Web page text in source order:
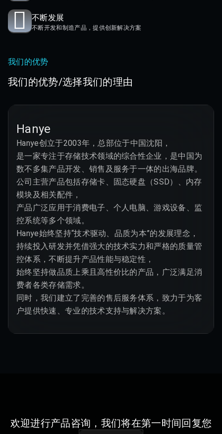
不断发展
不断开发和制造产品，提供创新解决方案
我们的优势
我们的优势/选择我们的理由
Hanye
Hanye创立于2003年，总部位于中国沈阳，
是一家专注于存储技术领域的综合性企业，是中国为
数不多集产品开发、销售及服务于一体的出海品牌。
公司主营产品包括存储卡、固态硬盘（SSD）、内存
模块及相关配件，
产品广泛应用于消费电子、个人电脑、游戏设备、监
控系统等多个领域。
Hanye始终坚持“技术驱动、品质为本”的发展理念，
持续投入研发并凭借强大的技术实力和严格的质量管
控体系，不断提升产品性能与稳定性，
始终坚持做品质上乘且高性价比的产品，广泛满足消
费者各类存储需求。
同时，我们建立了完善的售后服务体系，致力于为客
户提供快速、专业的技术支持与解决方案。
欢迎进行产品咨询，我们将在第一时间回复您